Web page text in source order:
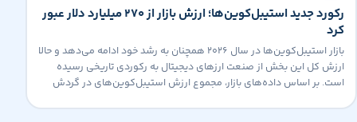
رکورد جدید استیبل‌کوین‌ها؛ ارزش بازار از ۲۷۰ میلیارد دلار عبور
کرد
بازار استیبل‌کوین‌ها در سال ۲۰۲۶ همچنان به رشد خود ادامه می‌دهد و حالا
ارزش کل این بخش از صنعت ارزهای دیجیتال به رکوردی تاریخی رسیده
است. بر اساس داده‌های بازار، مجموع ارزش استیبل‌کوین‌های در گردش